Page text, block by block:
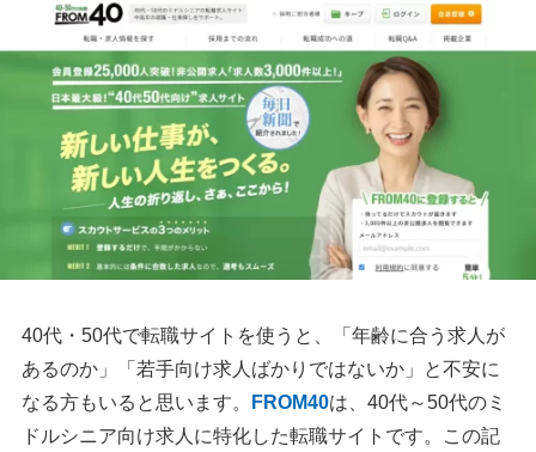
40代・50代で転職サイトを使うと、「年齢に合う求人が
あるのか」「若手向け求人ばかりではないか」と不安に
なる方もいると思います。
FROM40は、40代～50代のミ
ドルシニア向け求人に特化した転職サイトです。この記